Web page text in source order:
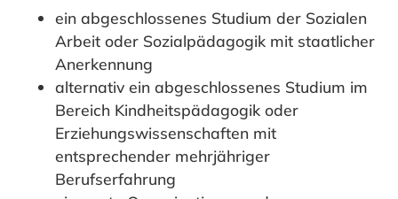
ein abgeschlossenes Studium der Sozialen
Arbeit oder Sozialpädagogik mit staatlicher
Anerkennung
alternativ ein abgeschlossenes Studium im
Bereich Kindheitspädagogik oder
Erziehungswissenschaften mit
entsprechender mehrjähriger
Berufserfahrung